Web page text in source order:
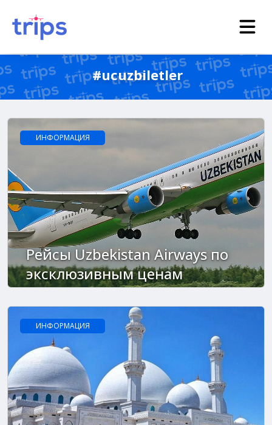
#ucuzbiletler
ИНФОРМАЦИЯ
Рейсы Uzbekistan Airways по
эксклюзивным ценам
ИНФОРМАЦИЯ